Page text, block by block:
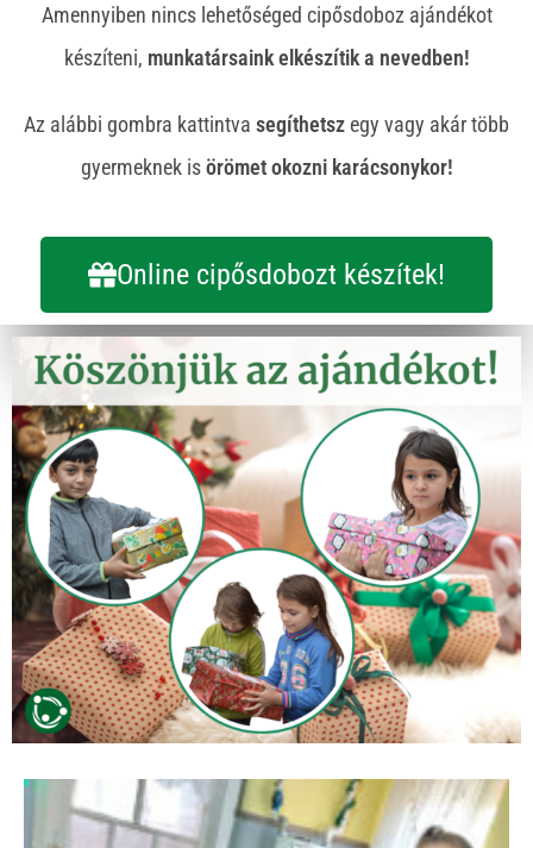
Amennyiben nincs lehetőséged cipősdoboz ajándékot
készíteni, munkatársaink elkészítik a nevedben!
Az alábbi gombra kattintva segíthetsz egy vagy akár több
gyermeknek isörömet okozni karácsonykor!
Online cipősdobozt készítek!